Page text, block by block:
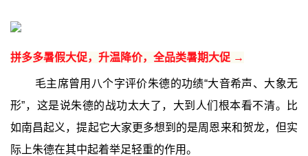
拼多多暑假大促，升温降价，全品类暑期大促 →
毛主席曾用八个字评价朱德的功绩“大音希声、大象无
形”，这是说朱德的战功太大了，大到人们根本看不清。比
如南昌起义，提起它大家更多想到的是周恩来和贺龙，但实
际上朱德在其中起着举足轻重的作用。